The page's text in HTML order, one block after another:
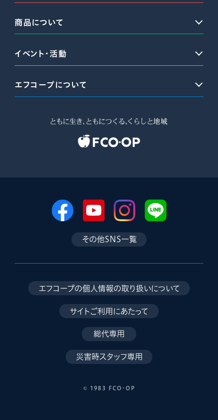
商品について
イベント・活動
エフコープについて
その他SNS一覧
エフコープの個人情報の取り扱いについて
サイトご利用にあたって
総代専用
災害時スタッフ専用
© 1983 FCO･OP